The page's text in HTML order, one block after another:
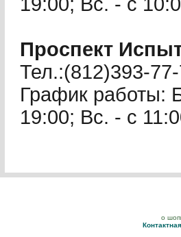
Проспект
Тел.:(812)393-
График работы:
19:00; Вс. - с
о